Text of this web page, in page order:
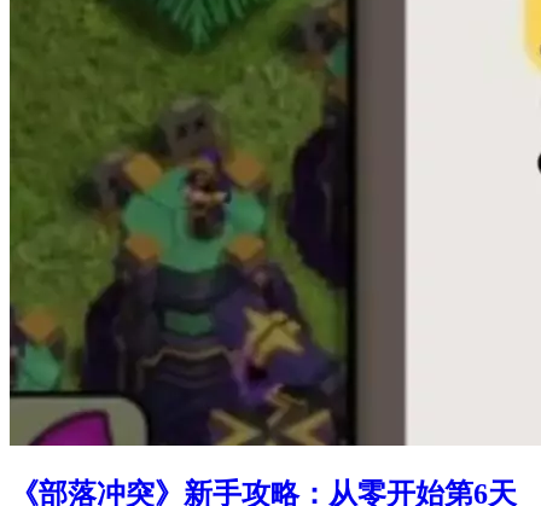
《部落冲突》新手攻略：从零开始第6天